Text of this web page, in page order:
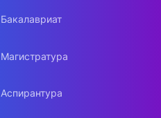
Бакалавриат
Магистратура
Аспирантура